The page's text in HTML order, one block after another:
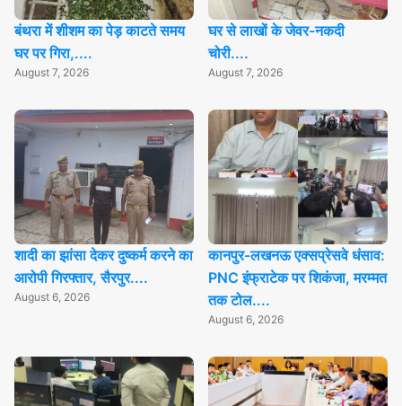
बंथरा में शीशम का पेड़ काटते समय
घर पर गिरा,....
August 7, 2026
घर से लाखों के जेवर-नकदी
चोरी....
August 7, 2026
शादी का झांसा देकर दुष्कर्म करने का
आरोपी गिरफ्तार, सैरपुर....
August 6, 2026
कानपुर-लखनऊ एक्सप्रेसवे धंसाव:
PNC इंफ्राटेक पर शिकंजा, मरम्मत
तक टोल....
August 6, 2026